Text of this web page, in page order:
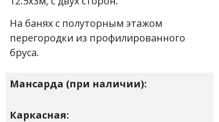
На банях с полуторным этажом
перегородки из профилированного
бруса.
Мансарда (при наличии):
Каркасная: